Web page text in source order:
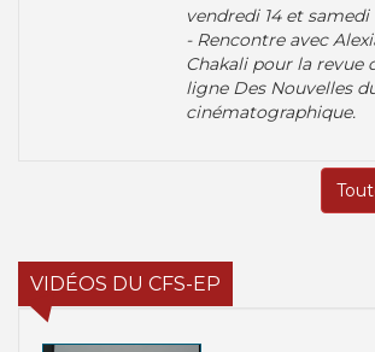
vendredi 14 et samedi
- Rencontre avec
Chakali pour la revue
ligne Des Nouvelles
cinématographique.
VIDÉOS DU CFS-EP